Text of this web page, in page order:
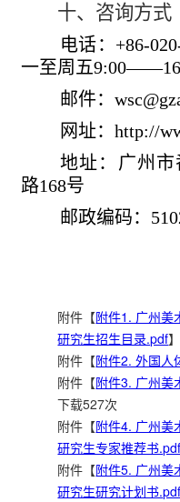
十、咨询方式
电话： +86-
一至周五9:00——
邮件：
网址：http://
地址：广州
路168号
邮政编码：
附件【附件1. 广州美
研究生招生目录.pdf
附件【附件2. 外国人
附件【附件3. 广州美
下载527次
附件【附件4. 广州美
研究生专家推荐书
附件【附件5. 广州美
研究生研究计划书